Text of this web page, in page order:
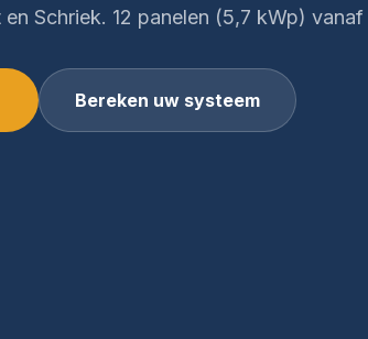
Schriek. 12 panelen (5,7 kWp) vanaf
Bereken uw systeem